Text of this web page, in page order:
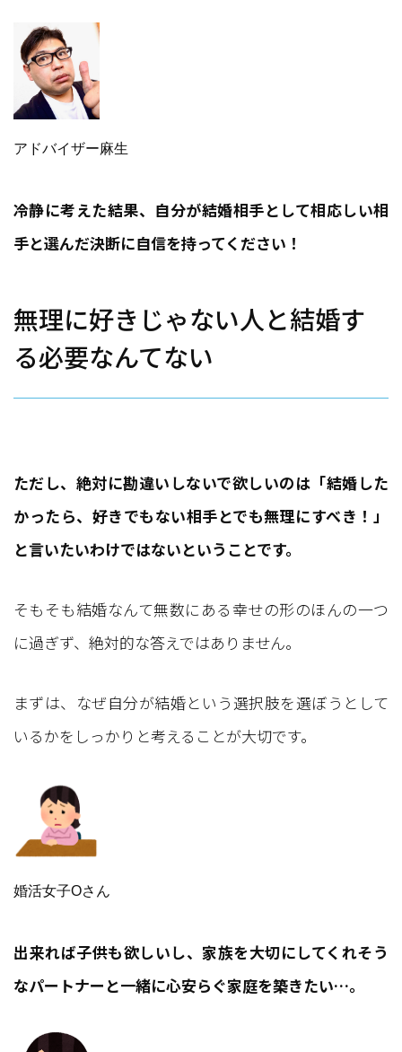
アドバイザー麻生
冷静に考えた結果、自分が結婚相手として相応しい相
手と選んだ決断に自信を持ってください！
無理に好きじゃない人と結婚す
る必要なんてない
ただし、絶対に勘違いしないで欲しいのは「結婚した
かったら、好きでもない相手とでも無理にすべき！」
と言いたいわけではないということです。
そもそも結婚なんて無数にある幸せの形のほんの一つ
に過ぎず、絶対的な答えではありません。
まずは、なぜ自分が結婚という選択肢を選ぼうとして
いるかをしっかりと考えることが大切です。
婚活女子Oさん
出来れば子供も欲しいし、家族を大切にしてくれそう
なパートナーと一緒に心安らぐ家庭を築きたい…。